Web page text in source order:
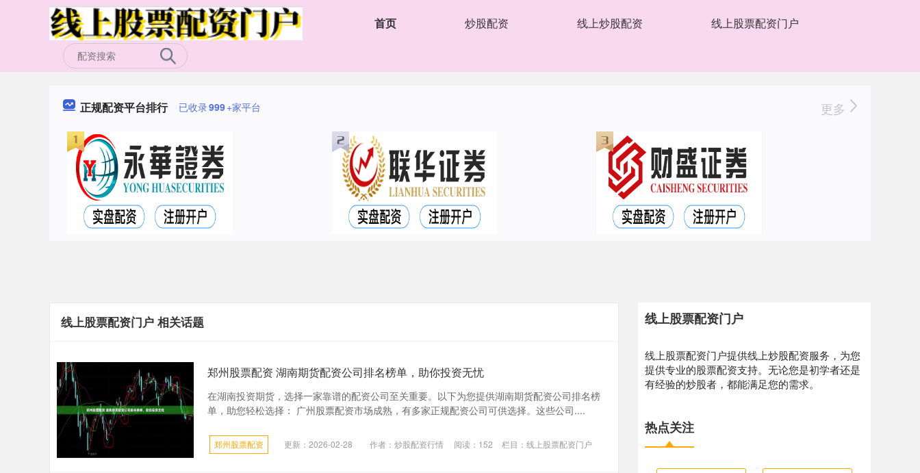
首页 炒股配资 线上炒股配资 线上股票配资门户
正规配资平台排行 已收录999+家平台 更多
线上股票配资门户 相关话题
郑州股票配资 湖南期货配资公司排名榜单，助你投资无忧
在湖南投资期货，选择一家靠谱的配资公司至关重要。以下为您提供湖南期货配资公司排名榜
单，助您轻松选择： 广州股票配资市场成熟，有多家正规配资公司可供选择。这些公司....
郑州股票配资 更新：2026-02-28 作者：炒股配资行情 阅读： 152 栏目：线上股票配资门户
线上股票配资门户
线上股票配资门户提供线上炒股配资服务，为您
提供专业的股票配资支持。无论您是初学者还是
有经验的炒股者，都能满足您的需求。
热点关注